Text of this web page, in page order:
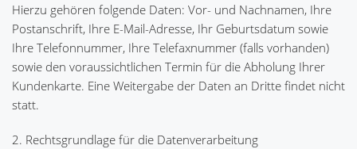
Hierzu gehören folgende Daten: Vor- und Nachnamen, Ihre
Postanschrift, Ihre E-Mail-Adresse, Ihr Geburtsdatum sowie
Ihre Telefonnummer, Ihre Telefaxnummer (falls vorhanden)
sowie den voraussichtlichen Termin für die Abholung Ihrer
Kundenkarte. Eine Weitergabe der Daten an Dritte findet nicht
statt.
2. Rechtsgrundlage für die Datenverarbeitung